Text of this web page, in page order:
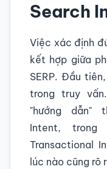
Search
Việc xác định
kết hợp giữa
SERP. Đầu
trong truy
"hướng dẫn"
Intent,
Transactional
lúc nào cũng rõ